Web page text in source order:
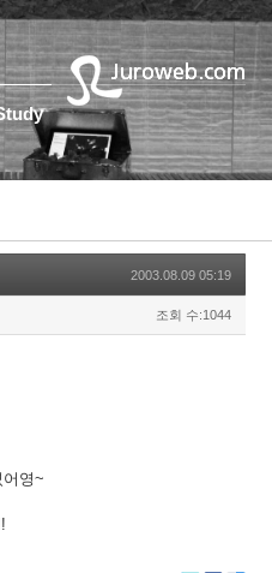
2003.08.09 05:19
조회 수:1044
영~